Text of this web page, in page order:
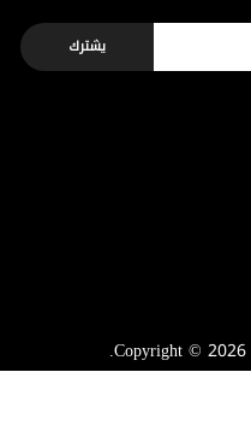
يشترك
Copyright © 2026